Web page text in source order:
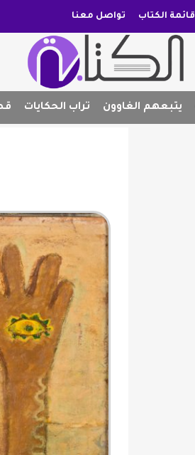
قائمة الكتاب تواصل معنا
يتبعهم الغاوون تراب الحكايات